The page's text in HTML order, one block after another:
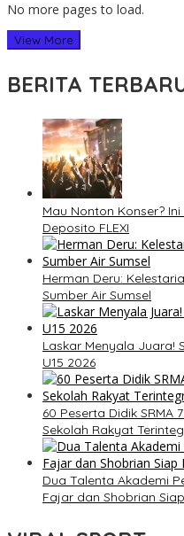
No more pages to load.
View More
BERITA
Mau Nonton Konser?
Deposito FLEXI
Herman Deru:
Sumber Air Sumsel
Laskar Menyala Juara!
U15 2026
60 Peserta Didik SRMA
Sekolah Rakyat
Dua Talenta Akademi
Fajar dan Shobrian